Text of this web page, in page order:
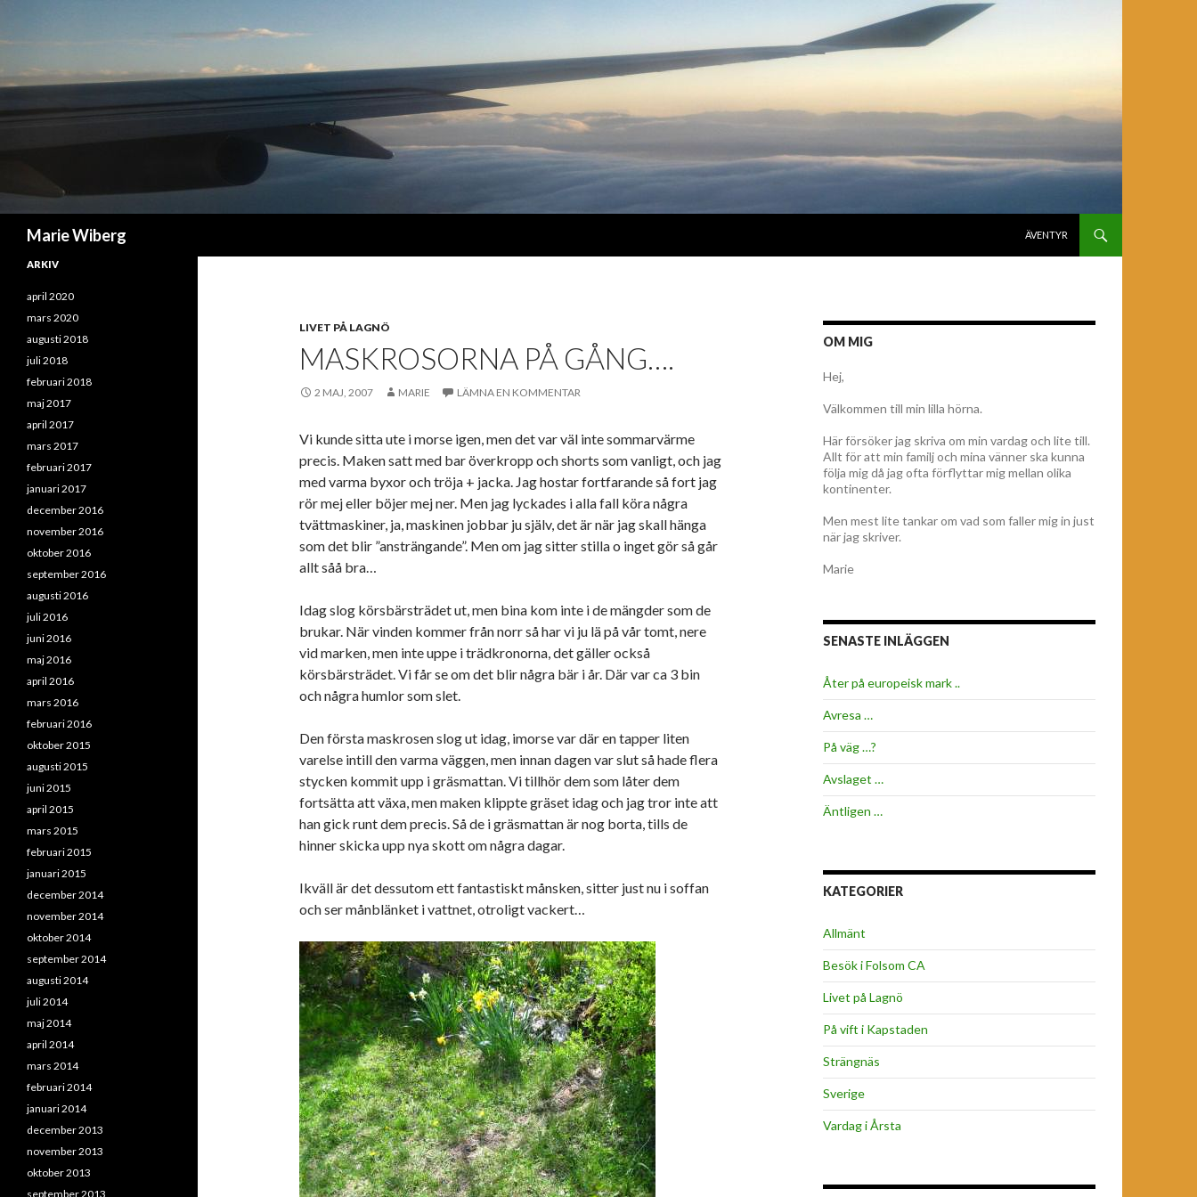
Marie Wiberg
ÄVENTYR
LIVET PÅ LAGNÖ
MASKROSORNA PÅ GÅNG….
2 MAJ, 2007 MARIE LÄMNA EN KOMMENTAR
Vi kunde sitta ute i morse igen, men det var väl inte sommarvärme
precis. Maken satt med bar överkropp och shorts som vanligt, och jag
med varma byxor och tröja + jacka. Jag hostar fortfarande så fort jag
rör mej eller böjer mej ner. Men jag lyckades i alla fall köra några
tvättmaskiner, ja, maskinen jobbar ju själv, det är när jag skall hänga
som det blir ”ansträngande”. Men om jag sitter stilla o inget gör så går
allt såå bra…
Idag slog körsbärsträdet ut, men bina kom inte i de mängder som de
brukar. När vinden kommer från norr så har vi ju lä på vår tomt, nere
vid marken, men inte uppe i trädkronorna, det gäller också
körsbärsträdet. Vi får se om det blir några bär i år. Där var ca 3 bin
och några humlor som slet.
Den första maskrosen slog ut idag, imorse var där en tapper liten
varelse intill den varma väggen, men innan dagen var slut så hade flera
stycken kommit upp i gräsmattan. Vi tillhör dem som låter dem
fortsätta att växa, men maken klippte gräset idag och jag tror inte att
han gick runt dem precis. Så de i gräsmattan är nog borta, tills de
hinner skicka upp nya skott om några dagar.
Ikväll är det dessutom ett fantastiskt månsken, sitter just nu i soffan
och ser månblänket i vattnet, otroligt vackert…
OM MIG
Hej,
Välkommen till min lilla hörna.
Här försöker jag skriva om min vardag och lite till.
Allt för att min familj och mina vänner ska kunna
följa mig då jag ofta förflyttar mig mellan olika
kontinenter.
Men mest lite tankar om vad som faller mig in just
när jag skriver.
Marie
SENASTE INLÄGGEN
Åter på europeisk mark ..
Avresa …
På väg …?
Avslaget …
Äntligen …
KATEGORIER
Allmänt
Besök i Folsom CA
Livet på Lagnö
På vift i Kapstaden
Strängnäs
Sverige
Vardag i Årsta
ARKIV
april 2020
mars 2020
augusti 2018
juli 2018
februari 2018
maj 2017
april 2017
mars 2017
februari 2017
januari 2017
december 2016
november 2016
oktober 2016
september 2016
augusti 2016
juli 2016
juni 2016
maj 2016
april 2016
mars 2016
februari 2016
oktober 2015
augusti 2015
juni 2015
april 2015
mars 2015
februari 2015
januari 2015
december 2014
november 2014
oktober 2014
september 2014
augusti 2014
juli 2014
maj 2014
april 2014
mars 2014
februari 2014
januari 2014
december 2013
november 2013
oktober 2013
september 2013